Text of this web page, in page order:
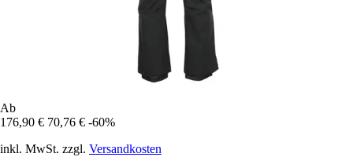
Ab
176,90 € 70,76 € -60%
inkl. MwSt. zzgl. Versandkosten